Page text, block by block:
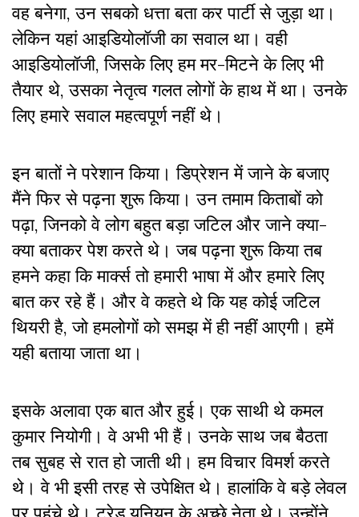
वह बनेगा, उन सबको धत्ता बता कर पार्टी से जुड़ा था।
लेकिन यहां आइडियोलॉजी का सवाल था। वही
आइडियोलॉजी, जिसके लिए हम मर-मिटने के लिए भी
तैयार थे, उसका नेतृत्व गलत लोगों के हाथ में था। उनके
लिए हमारे सवाल महत्वपूर्ण नहीं थे।
इन बातों ने परेशान किया। डिप्रेशन में जाने के बजाए
मैंने फिर से पढ़ना शुरू किया। उन तमाम किताबों को
पढ़ा, जिनको वे लोग बहुत बड़ा जटिल और जाने क्या-
क्या बताकर पेश करते थे। जब पढ़ना शुरू किया तब
हमने कहा कि मार्क्स तो हमारी भाषा में और हमारे लिए
बात कर रहे हैं। और वे कहते थे कि यह कोई जटिल
थियरी है, जो हमलोगों को समझ में ही नहीं आएगी। हमें
यही बताया जाता था।
इसके अलावा एक बात और हुई। एक साथी थे कमल
कुमार नियोगी। वे अभी भी हैं। उनके साथ जब बैठता
तब सुबह से रात हो जाती थी। हम विचार विमर्श करते
थे। वे भी इसी तरह से उपेक्षित थे। हालांकि वे बड़े लेवल